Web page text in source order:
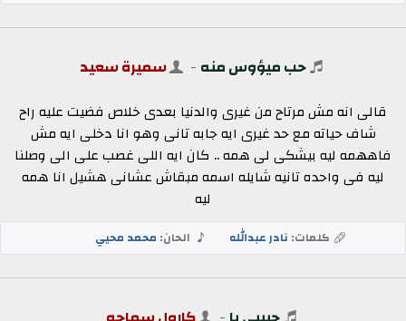
حب ميؤوس منه - سميرة سعيد
قالى انه مش مرتاح من غيرى والدنيا بعدى خلاص فضيت عليه راح
شاف حياته مع حد غيرى ايه جابه تانى وهو انا دخلى ايه مش
فاههمه ليه بيشكى لى همه .. كان ايه اللى غصب على الى وصلنا
ليه فى واحده تانيه شايله اسمه مبقاش عشانى هشيل انا همه
ليه
كلمات: نادر عبدالله الحان: محمد محيي